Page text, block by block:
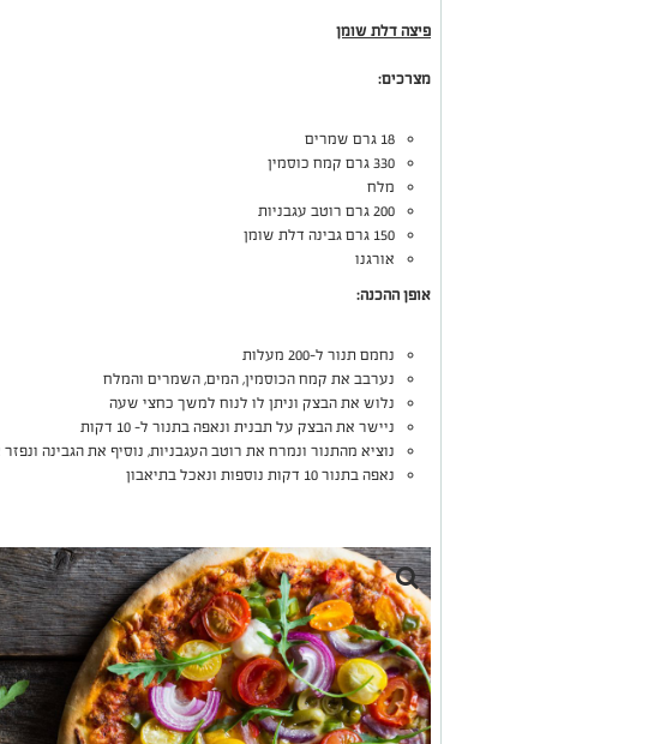
פיצה דלת שומן
מצרכים:
18 גרם שמרים
330 גרם קמח כוסמין
מלח
200 גרם רוטב עגבניות
150 גרם גבינה דלת שומן
אורגנו
אופן ההכנה:
נחמם תנור ל-200 מעלות
נערבב את קמח הכוסמין, המים, השמרים והמלח
נלוש את הבצק וניתן לו לנוח למשך כחצי שעה
ניישר את הבצק על תבנית ונאפה בתנור ל- 10 דקות
נוציא מהתנור ונמרח את רוטב העגבניות, נוסיף את הגבינה
נאפה בתנור 10 דקות נוספות ונאכל בתיאבון